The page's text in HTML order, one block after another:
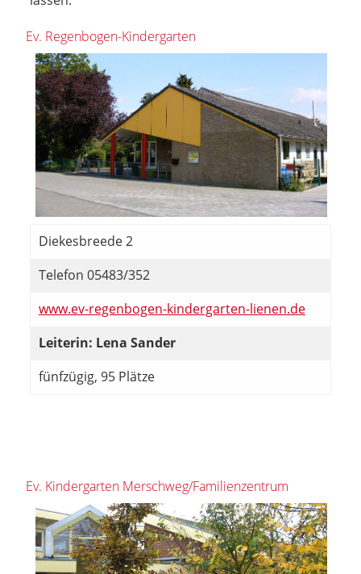
Ev. Regenbogen-Kindergarten
Diekesbreede 2
Telefon 05483/352
www.ev-regenbogen-kindergarten-lienen.de
Leiterin: Lena Sander
fünfzügig, 95 Plätze
Ev. Kindergarten Merschweg/Familienzentrum